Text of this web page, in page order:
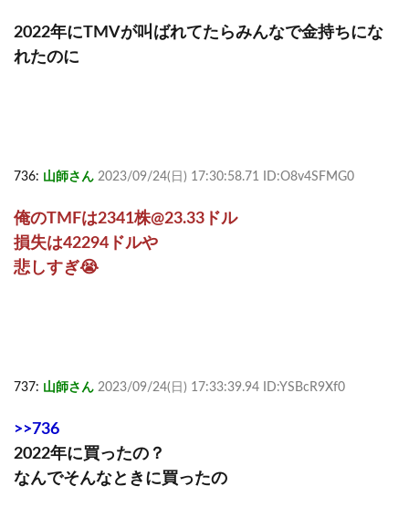
2022年にTMVが叫ばれてたらみんなで金持ちにな
れたのに
736: 山師さん 2023/09/24(日) 17:30:58.71 ID:O8v4SFMG0
俺のTMFは2341株@23.33ドル
損失は42294ドルや
悲しすぎ😭
737: 山師さん 2023/09/24(日) 17:33:39.94 ID:YSBcR9Xf0
>>736
2022年に買ったの？
なんでそんなときに買ったの